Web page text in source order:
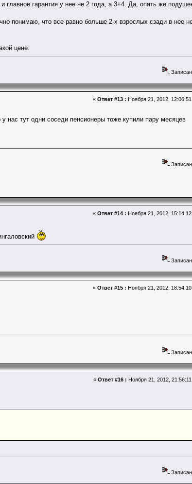
гарантия у нее не 2 года, а 3+4. Да, опять же
понимаю, что все равно больше 2-х взрослых сзади в нее
цене.
Записан
« Ответ #13 : Ноября 21, 2012,
нас тут одни соседи пенсионеры тоже купили пару месяцев
Записан
« Ответ #14 : Ноября 21, 2012,
Записан
« Ответ #15 : Ноября 21, 2012,
Записан
« Ответ #16 : Ноября 21, 2012,
Записан